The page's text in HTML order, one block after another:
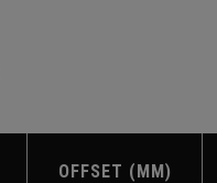
OFFSET (MM)